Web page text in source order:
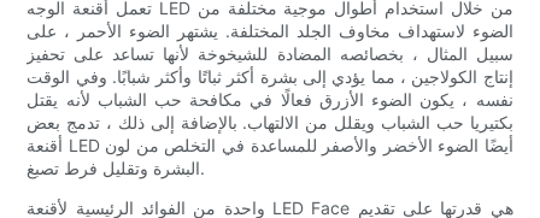
تعمل أقنعة الوجه LED من خلال استخدام أطوال موجية مختلفة من
الضوء لاستهداف مخاوف الجلد المختلفة. يشتهر الضوء الأحمر ، على
سبيل المثال ، بخصائصه المضادة للشيخوخة لأنها تساعد على تحفيز
إنتاج الكولاجين ، مما يؤدي إلى بشرة أكثر ثباتًا وأكثر شبابًا. وفي الوقت
نفسه ، يكون الضوء الأزرق فعالًا في مكافحة حب الشباب لأنه يقتل
بكتيريا حب الشباب ويقلل من الالتهاب. بالإضافة إلى ذلك ، تدمج بعض
أقنعة LED أيضًا الضوء الأخضر والأصفر للمساعدة في التخلص من لون
البشرة وتقليل فرط تصبغ.
واحدة من الفوائد الرئيسية لأقنعة LED Face هي قدرتها على تقديم